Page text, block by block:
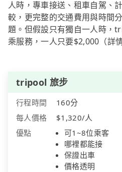
人時，專車接送、租車自駕、
較，更完整的交通費用與時間
題。但假設只有獨自一人時，
乘服務，一人只要$2,000（詳
tripool 旅步
行程時間
160分
每人價格
$1,320/人
優點
可1~8位乘客
哪裡都能接
保證出車
價格透明